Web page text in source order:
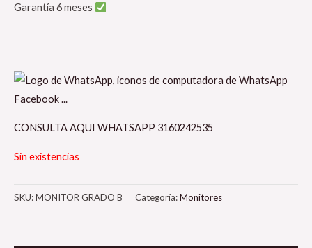
Garantía 6 meses
CONSULTA AQUI WHATSAPP 3160242535
Sin existencias
SKU:MONITOR GRADO B Categoría:Monitores